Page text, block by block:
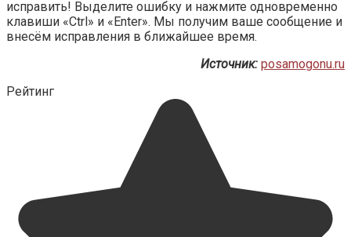
исправить! Выделите ошибку и нажмите одновременно
клавиши «Ctrl» и «Enter». Мы получим ваше сообщение и
внесём исправления в ближайшее время.
Источник: posamogonu.ru
Рейтинг